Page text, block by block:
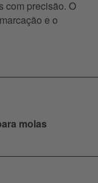
com precisão. O
e o
molas